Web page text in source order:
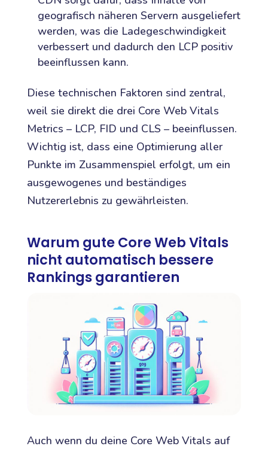
geografisch näheren Servern ausgeliefert
werden, was die Ladegeschwindigkeit
verbessert und dadurch den LCP positiv
beeinflussen kann.
Diese technischen Faktoren sind zentral,
weil sie direkt die drei Core Web Vitals
Metrics – LCP, FID und CLS – beeinflussen.
Wichtig ist, dass eine Optimierung aller
Punkte im Zusammenspiel erfolgt, um ein
ausgewogenes und beständiges
Nutzererlebnis zu gewährleisten.
Warum gute Core Web Vitals
nicht automatisch bessere
Rankings garantieren
Auch wenn du deine Core Web Vitals auf